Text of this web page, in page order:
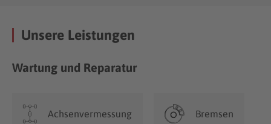
Unsere Leistungen
Wartung und Reparatur
Achsenvermessung Bremsen